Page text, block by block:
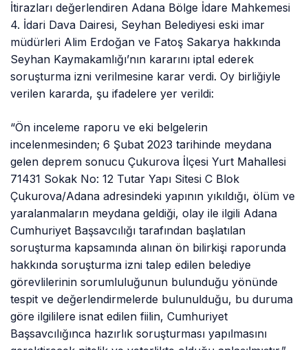
İtirazları değerlendiren Adana Bölge İdare Mahkemesi
4. İdari Dava Dairesi, Seyhan Belediyesi eski imar
müdürleri Alim Erdoğan ve Fatoş Sakarya hakkında
Seyhan Kaymakamlığı’nın kararını iptal ederek
soruşturma izni verilmesine karar verdi. Oy birliğiyle
verilen kararda, şu ifadelere yer verildi:
“Ön inceleme raporu ve eki belgelerin
incelenmesinden; 6 Şubat 2023 tarihinde meydana
gelen deprem sonucu Çukurova İlçesi Yurt Mahallesi
71431 Sokak No: 12 Tutar Yapı Sitesi C Blok
Çukurova/Adana adresindeki yapının yıkıldığı, ölüm ve
yaralanmaların meydana geldiği, olay ile ilgili Adana
Cumhuriyet Başsavcılığı tarafından başlatılan
soruşturma kapsamında alınan ön bilirkişi raporunda
hakkında soruşturma izni talep edilen belediye
görevlilerinin sorumluluğunun bulunduğu yönünde
tespit ve değerlendirmelerde bulunulduğu, bu duruma
göre ilgililere isnat edilen fiilin, Cumhuriyet
Başsavcılığınca hazırlık soruşturması yapılmasını